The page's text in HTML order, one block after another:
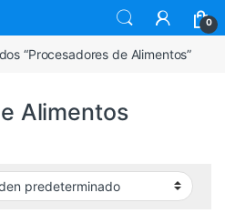
0
“Procesadores de Alimentos”
Alimentos